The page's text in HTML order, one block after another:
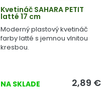
Kvetináč SAHARA PETIT
latté 17 cm
Moderný plastový kvetináč
farby latté s jemnou vlnitou
kresbou.
NA SKLADE 2,89 €